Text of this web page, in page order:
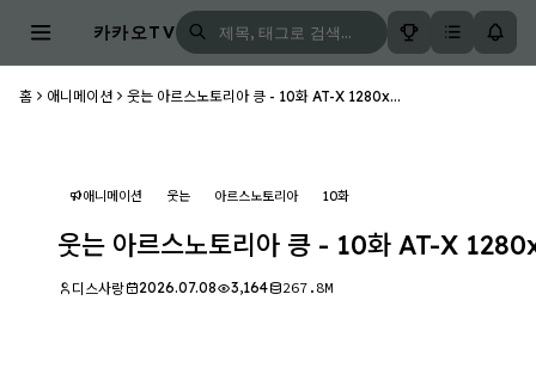
카카오TV
홈 애니메이션 웃는 아르스노토리아 킁 - 10화 AT-X 1280x...
애니메이션 웃는 아르스노토리아 10화
웃는 아르스노토리아 킁 - 10화 AT-X
디스사랑 2026.07.08 3,164 267.8M